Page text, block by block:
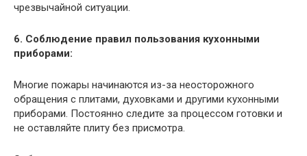
чрезвычайной ситуации.
6. Соблюдение правил пользования кухонными
приборами:
Многие пожары начинаются из-за неосторожного
обращения с плитами, духовками и другими кухонными
приборами. Постоянно следите за процессом готовки и
не оставляйте плиту без присмотра.